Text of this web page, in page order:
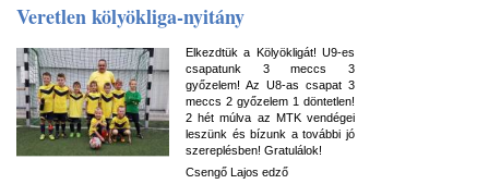
Veretlen kölyökliga-nyitány
Elkezdtük a Kölyökligát! U9-es
csapatunk 3 meccs 3
győzelem! Az U8-as csapat 3
meccs 2 győzelem 1 döntetlen!
2 hét múlva az MTK vendégei
leszünk és bízunk a további jó
szereplésben! Gratulálok!
Csengő Lajos edző